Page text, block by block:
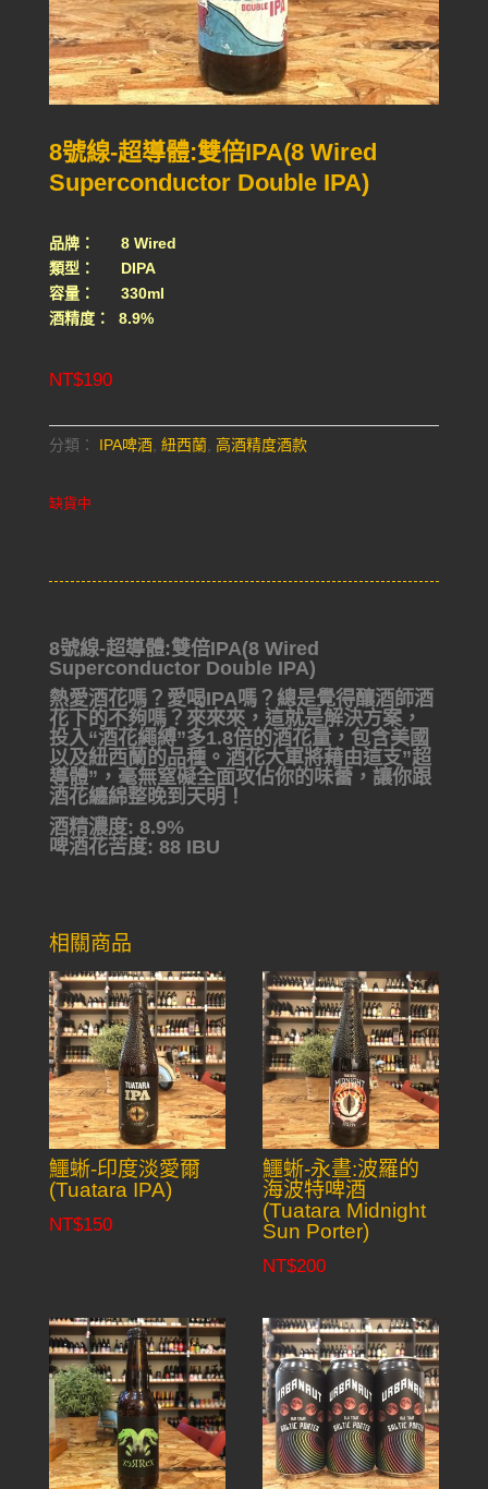
8號線-超導體:雙倍IPA(8 Wired
Superconductor Double IPA)
品牌： 8 Wired
類型： DIPA
容量： 330ml
酒精度： 8.9%
NT$190
分類： IPA啤酒, 紐西蘭, 高酒精度酒款
缺貨中
8號線-超導體:雙倍IPA(8 Wired
Superconductor Double IPA)
熱愛酒花嗎？愛喝IPA嗎？總是覺得釀酒師酒
花下的不夠嗎？來來來，這就是解決方案，
投入“酒花繩縛”多1.8倍的酒花量，包含美國
以及紐西蘭的品種。酒花大軍將藉由這支”超
導體”，毫無窒礙全面攻佔你的味蕾，讓你跟
酒花纏綿整晚到天明！
酒精濃度: 8.9%
啤酒花苦度: 88 IBU
相關商品
鱷蜥-印度淡愛爾
(Tuatara IPA)
NT$150
鱷蜥-永晝:波羅的
海波特啤酒
(Tuatara Midnight
Sun Porter)
NT$200